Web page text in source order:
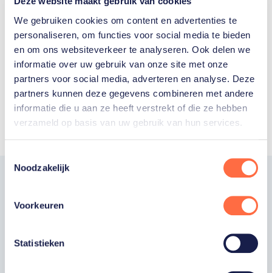
We gebruiken cookies om content en advertenties te
personaliseren, om functies voor social media te bieden
en om ons websiteverkeer te analyseren. Ook delen we
informatie over uw gebruik van onze site met onze
partners voor social media, adverteren en analyse. Deze
partners kunnen deze gegevens combineren met andere
informatie die u aan ze heeft verstrekt of die ze hebben
verzameld op basis van uw gebruik van hun services.
Noodzakelijk
Voorkeuren
Statistieken
Toon alle
Word fan van